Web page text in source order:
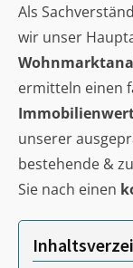
Als
wir unser
ermitteln einen
unserer
bestehende &
Sie nach einen